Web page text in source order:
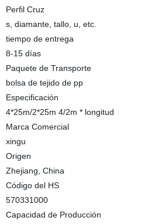
Perfil Cruz
s, diamante, tallo, u, etc.
tiempo de entrega
8-15 días
Paquete de Transporte
bolsa de tejido de pp
Especificación
4*25m/2*25m 4/2m * longitud
Marca Comercial
xingu
Origen
Zhejiang, China
Código del HS
570331000
Capacidad de Producción